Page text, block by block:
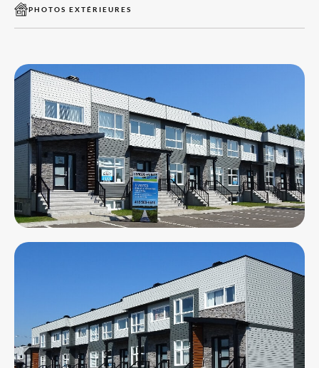
PHOTOS EXTÉRIEURES